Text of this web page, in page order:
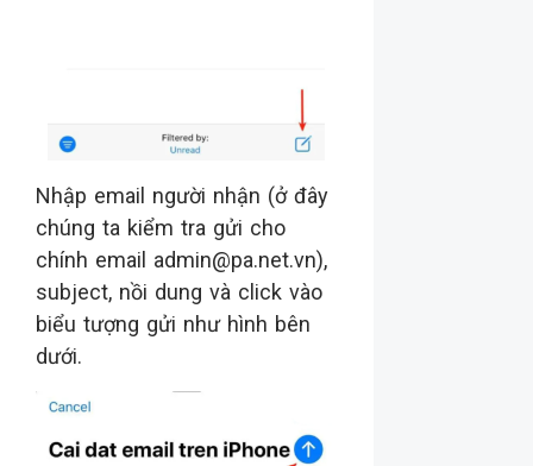
Nhập email người nhận (ở đây
chúng ta kiểm tra gửi cho
chính email admin@pa.net.vn),
subject, nồi dung và click vào
biểu tượng gửi như hình bên
dưới.